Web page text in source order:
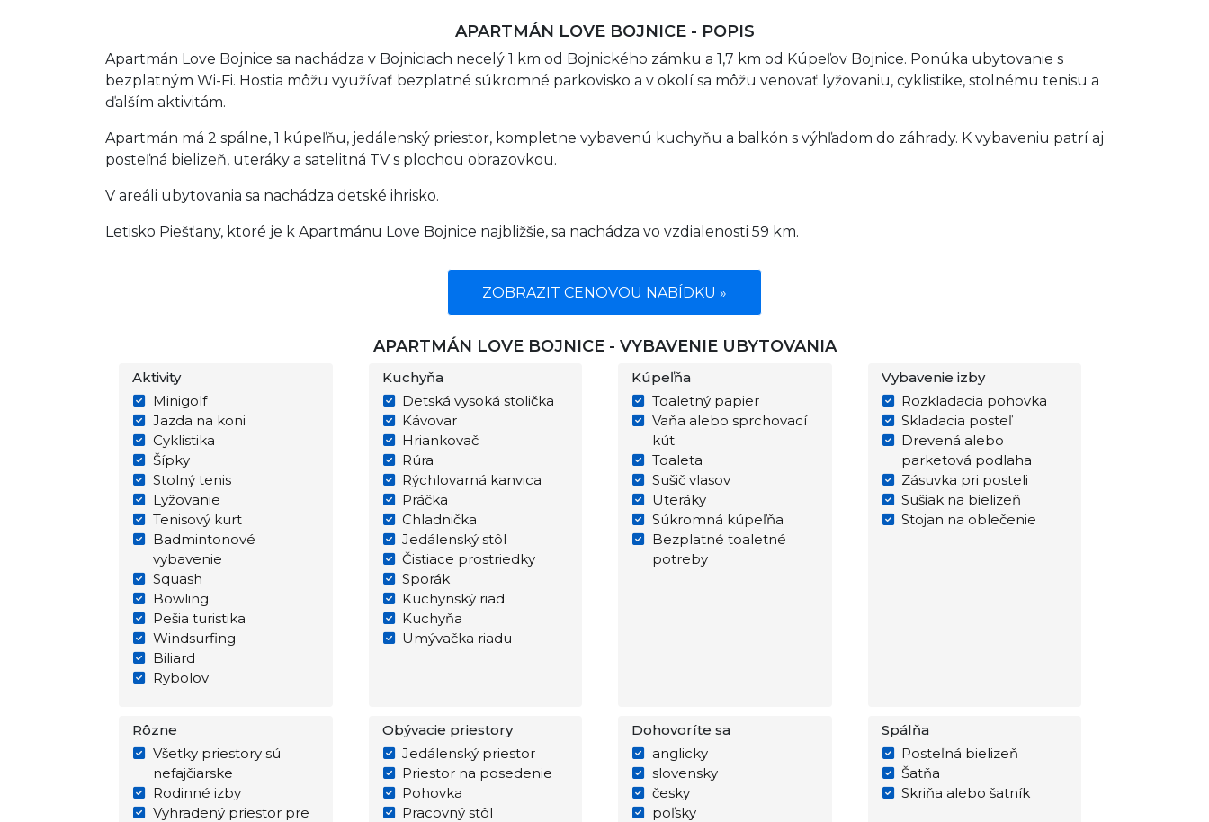
APARTMÁN LOVE BOJNICE - POPIS
Apartmán Love Bojnice sa nachádza v Bojniciach necelý 1 km od Bojnického zámku a 1,7 km od Kúpeľov Bojnice. Ponúka ubytovanie s
bezplatným Wi-Fi. Hostia môžu využívať bezplatné súkromné parkovisko a v okolí sa môžu venovať lyžovaniu, cyklistike, stolnému tenisu a
ďalším aktivitám.
Apartmán má 2 spálne, 1 kúpeľňu, jedálenský priestor, kompletne vybavenú kuchyňu a balkón s výhľadom do záhrady. K vybaveniu patrí aj
posteľná bielizeň, uteráky a satelitná TV s plochou obrazovkou.
V areáli ubytovania sa nachádza detské ihrisko.
Letisko Piešťany, ktoré je k Apartmánu Love Bojnice najbližšie, sa nachádza vo vzdialenosti 59 km.
ZOBRAZIT CENOVOU NABÍDKU »
APARTMÁN LOVE BOJNICE - VYBAVENIE UBYTOVANIA
Aktivity
Minigolf
Jazda na koni
Cyklistika
Šípky
Stolný tenis
Lyžovanie
Tenisový kurt
Badmintonové
vybavenie
Squash
Bowling
Pešia turistika
Windsurfing
Biliard
Rybolov
Kuchyňa
Detská vysoká stolička
Kávovar
Hriankovač
Rúra
Rýchlovarná kanvica
Práčka
Chladnička
Jedálenský stôl
Čistiace prostriedky
Sporák
Kuchynský riad
Kuchyňa
Umývačka riadu
Kúpeľňa
Toaletný papier
Vaňa alebo sprchovací
kút
Toaleta
Sušič vlasov
Uteráky
Súkromná kúpeľňa
Bezplatné toaletné
potreby
Vybavenie izby
Rozkladacia pohovka
Skladacia posteľ
Drevená alebo
parketová podlaha
Zásuvka pri posteli
Sušiak na bielizeň
Stojan na oblečenie
Rôzne
Všetky priestory sú
nefajčiarske
Rodinné izby
Vyhradený priestor pre
Obývacie priestory
Jedálenský priestor
Priestor na posedenie
Pohovka
Pracovný stôl
Dohovoríte sa
anglicky
slovensky
česky
poľsky
Spálňa
Posteľná bielizeň
Šatňa
Skriňa alebo šatník